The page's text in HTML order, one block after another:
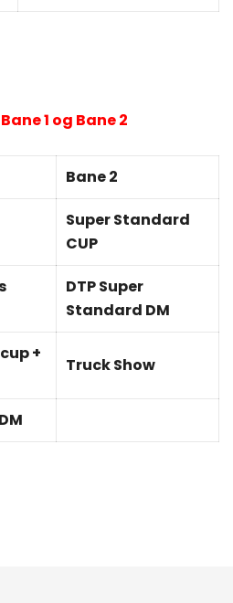
1 og Bane 2
Bane 2
Super Standard
CUP
DTP Super
Standard DM
+
Truck Show